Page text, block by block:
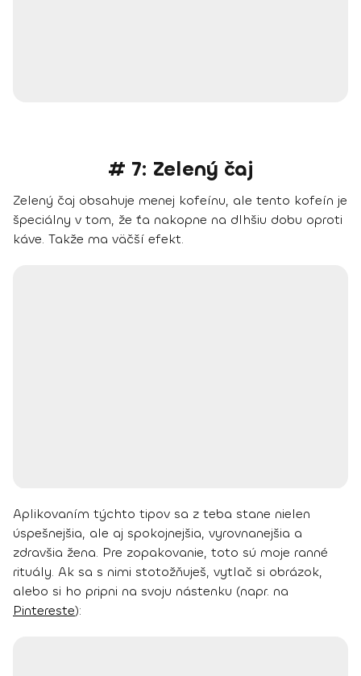
# 7: Zelený čaj
Zelený čaj obsahuje menej kofeínu, ale tento kofeín je
špeciálny v tom, že ťa nakopne na dlhšiu dobu oproti
káve. Takže ma väčší efekt.
Aplikovaním týchto tipov sa z teba stane nielen
úspešnejšia, ale aj spokojnejšia, vyrovnanejšia a
zdravšia žena. Pre zopakovanie, toto sú moje ranné
rituály. Ak sa s nimi stotožňuješ, vytlač si obrázok,
alebo si ho pripni na svoju nástenku (napr. na
Pintereste):